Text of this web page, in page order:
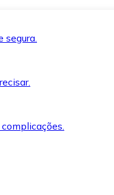
segura.